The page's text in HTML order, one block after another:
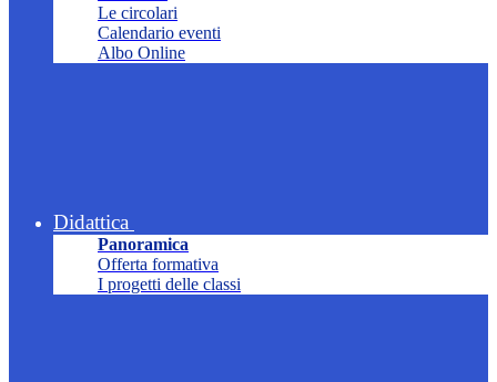
Le circolari
Calendario eventi
Albo Online
Didattica
Panoramica
Offerta formativa
I progetti delle classi